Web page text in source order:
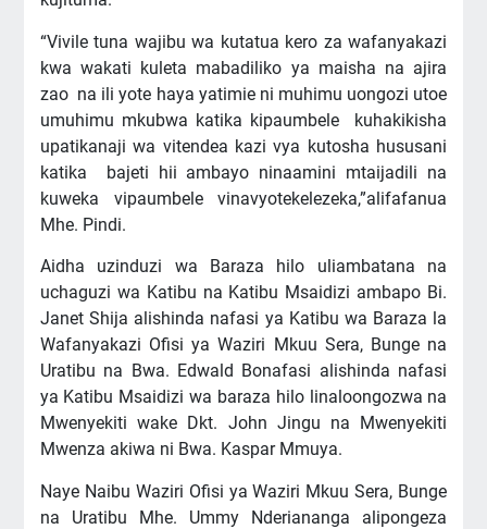
“Vivile tuna wajibu wa kutatua kero za wafanyakazi
kwa wakati kuleta mabadiliko ya maisha na ajira
zao na ili yote haya yatimie ni muhimu uongozi utoe
umuhimu mkubwa katika kipaumbele kuhakikisha
upatikanaji wa vitendea kazi vya kutosha hususani
katika bajeti hii ambayo ninaamini mtaijadili na
kuweka vipaumbele vinavyotekelezeka,”alifafanua
Mhe. Pindi.
Aidha uzinduzi wa Baraza hilo uliambatana na
uchaguzi wa Katibu na Katibu Msaidizi ambapo Bi.
Janet Shija alishinda nafasi ya Katibu wa Baraza la
Wafanyakazi Ofisi ya Waziri Mkuu Sera, Bunge na
Uratibu na Bwa. Edwald Bonafasi alishinda nafasi
ya Katibu Msaidizi wa baraza hilo linaloongozwa na
Mwenyekiti wake Dkt. John Jingu na Mwenyekiti
Mwenza akiwa ni Bwa. Kaspar Mmuya.
Naye Naibu Waziri Ofisi ya Waziri Mkuu Sera, Bunge
na Uratibu Mhe. Ummy Nderiananga alipongeza